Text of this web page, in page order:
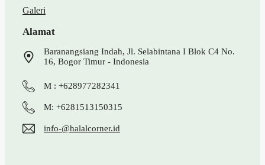
Galeri
Alamat
Baranangsiang Indah, Jl. Selabintana I Blok C4 No.
16, Bogor Timur - Indonesia
M : +628977282341
M: +6281513150315
info-@halalcorner.id